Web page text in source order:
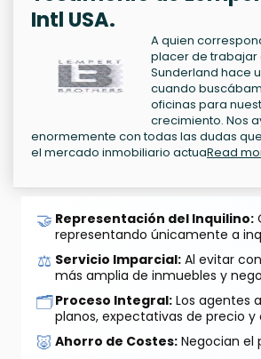
Intl USA.
A quien
placer de trabajar
Sunderland hace
cuando
oficinas para
crecimiento. Nos
enormemente con todas las dudas
el mercado inmobiliario actuaRead
🤝 Representación del Inquilino:
representando únicamente a
⚖️ Servicio Imparcial: Al evitar
más amplia de inmuebles y
🗂️Proceso Integral: Los agentes
planos, expectativas de precio
🐷 Ahorro de Costes: Negocian el